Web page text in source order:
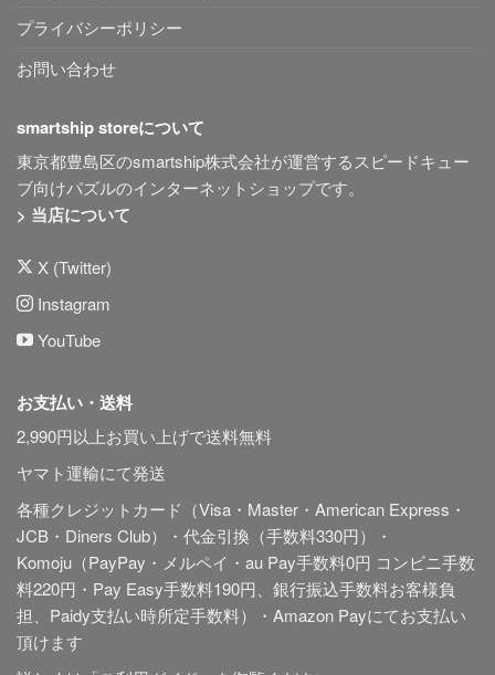
プライバシーポリシー
お問い合わせ
smartship storeについて
東京都豊島区のsmartship株式会社が運営するスピードキュー
ブ向けパズルのインターネットショップです。
> 当店について
X (Twitter)
Instagram
YouTube
お支払い・送料
2,990円以上お買い上げで送料無料
ヤマト運輸にて発送
各種クレジットカード（Visa・Master・American Express・
JCB・Diners Club）・代金引換（手数料330円）・
Komoju（PayPay・メルペイ・au Pay手数料0円 コンビニ手数
料220円・Pay Easy手数料190円、銀行振込手数料お客様負
担、Paidy支払い時所定手数料）・Amazon Payにてお支払い
頂けます